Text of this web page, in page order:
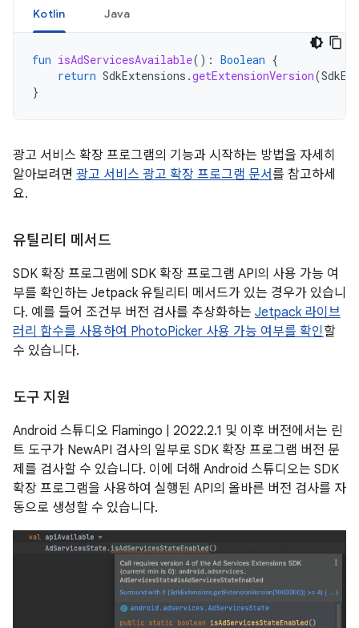
Kotlin Java
fun isAdServicesAvailable(): Boolean {
return SdkExtensions .getExtensionVersion(
}
광고 서비스 확장 프로그램의 기능과 시작하는 방법을 자세히
알아보려면 광고 서비스 광고 확장 프로그램 문서를 참고하세
요.
유틸리티 메서드
SDK 확장 프로그램에 SDK 확장 프로그램 API의 사용 가능 여
부를 확인하는 Jetpack 유틸리티 메서드가 있는 경우가 있습니
다. 예를 들어 조건부 버전 검사를 추상화하는 Jetpack 라이브
러리 함수를 사용하여 PhotoPicker 사용 가능 여부를 확인할
수 있습니다.
도구 지원
Android 스튜디오 Flamingo | 2022.2.1 및 이후 버전에서는 린
트 도구가 NewAPI 검사의 일부로 SDK 확장 프로그램 버전 문
제를 검사할 수 있습니다. 이에 더해 Android 스튜디오는 SDK
확장 프로그램을 사용하여 실행된 API의 올바른 버전 검사를 자
동으로 생성할 수 있습니다.